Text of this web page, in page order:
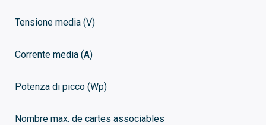
Tensione media (V)
Corrente media (A)
Potenza di picco (Wp)
Nombre max. de cartes associables